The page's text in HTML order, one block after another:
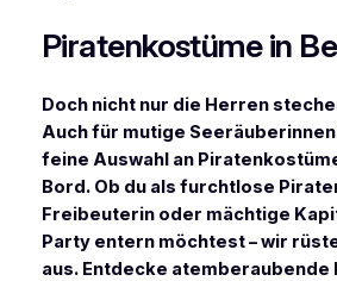
Piratenkostüme in
Doch nicht nur die Herren
Auch für mutige
feine Auswahl an
Bord. Ob du als furchtlose
Freibeuterin oder mächtige
Party entern möchtest – wir
aus. Entdecke atemberaubende